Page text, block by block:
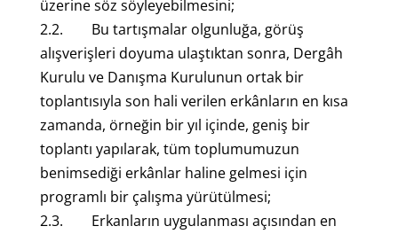
üzerine söz söyleyebilmesini;
2.2. Bu tartışmalar olgunluğa, görüş
alışverişleri doyuma ulaştıktan sonra, Dergâh
Kurulu ve Danışma Kurulunun ortak bir
toplantısıyla son hali verilen erkânların en kısa
zamanda, örneğin bir yıl içinde, geniş bir
toplantı yapılarak, tüm toplumumuzun
benimsediği erkânlar haline gelmesi için
programlı bir çalışma yürütülmesi;
2.3. Erkanların uygulanması açısından en